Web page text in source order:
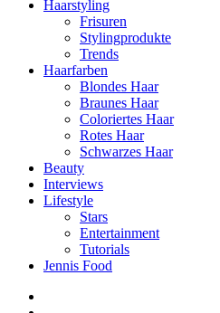
Haarstyling
Frisuren
Stylingprodukte
Trends
Haarfarben
Blondes Haar
Braunes Haar
Coloriertes Haar
Rotes Haar
Schwarzes Haar
Beauty
Interviews
Lifestyle
Stars
Entertainment
Tutorials
Jennis Food